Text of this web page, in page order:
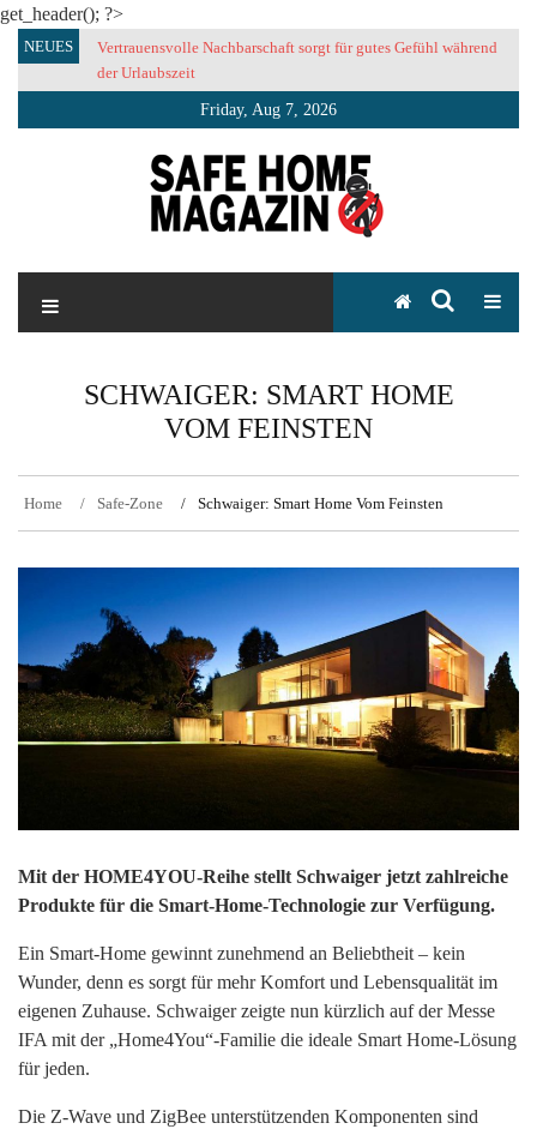
get_header(); ?>
SkipNEUES
Vertrauensvolle Nachbarschaft sorgt für gutes Gefühl während
der Urlaubszeit
Friday, Aug 7, 2026
SAFE HOME Magazin
SCHWAIGER: SMART HOME
VOM FEINSTEN
Home Safe-Zone Schwaiger: Smart Home Vom Feinsten
Mit der HOME4YOU-Reihe stellt Schwaiger jetzt zahlreiche
Produkte für die Smart-Home-Technologie zur Verfügung.
Ein Smart-Home gewinnt zunehmend an Beliebtheit – kein
Wunder, denn es sorgt für mehr Komfort und Lebensqualität im
eigenen Zuhause. Schwaiger zeigte nun kürzlich auf der Messe
IFA mit der „Home4You“-Familie die ideale Smart Home-Lösung
für jeden.
Die Z-Wave und ZigBee unterstützenden Komponenten sind